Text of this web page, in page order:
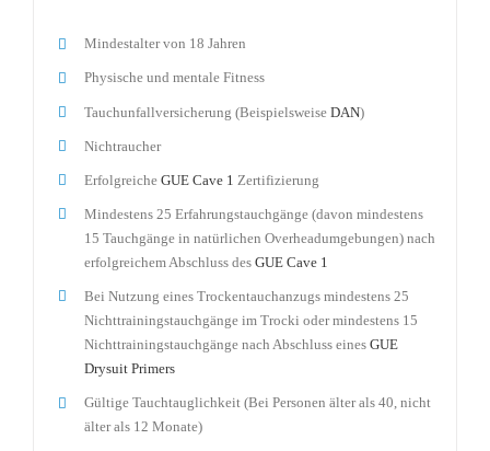
Mindestalter von 18 Jahren
Physische und mentale Fitness
Tauchunfallversicherung (BeispielsweiseDAN)
Nichtraucher
ErfolgreicheGUE Cave 1 Zertifizierung
Mindestens 25 Erfahrungstauchgänge (davon mindestens
15 Tauchgänge in natürlichen Overheadumgebungen) nach
erfolgreichem Abschluss desGUE Cave 1
Bei Nutzung eines Trockentauchanzugs mindestens 25
Nichttrainingstauchgänge im Trocki oder mindestens 15
Nichttrainingstauchgänge nach Abschluss einesGUE
Drysuit Primers
Gültige Tauchtauglichkeit (Bei Personen älter als 40, nicht
älter als 12 Monate)